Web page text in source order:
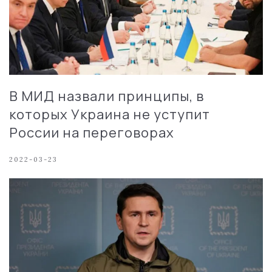
В МИД назвали принципы, в
которых Украина не уступит
России на переговорах
2022-03-23